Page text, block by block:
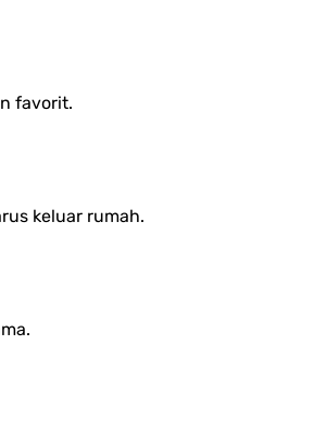
favorit.
keluar rumah.